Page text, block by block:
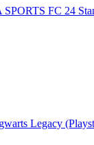
SPORTS FC 24
Legacy